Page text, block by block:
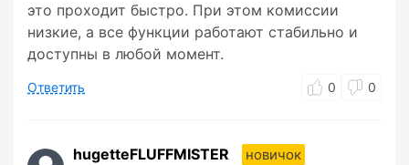
это проходит быстро. При этом комиссии
низкие, а все функции работают стабильно и
доступны в любой момент.
Ответить 0 0
hugetteFLUFFMISTER
новичок